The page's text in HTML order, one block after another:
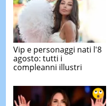
Vip e personaggi nati l'8
agosto: tutti i
compleanni illustri